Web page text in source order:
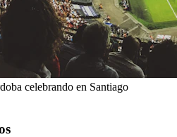
celebrando en Santiago